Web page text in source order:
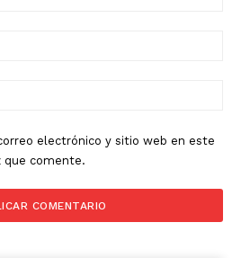
electrónico y sitio web en este
que comente.